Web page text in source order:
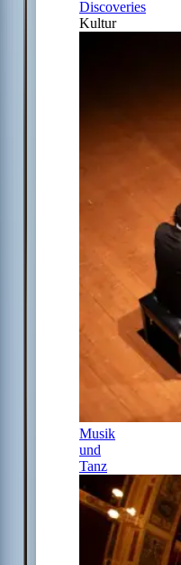
Discoveries
Kultur
Musik
und
Tanz